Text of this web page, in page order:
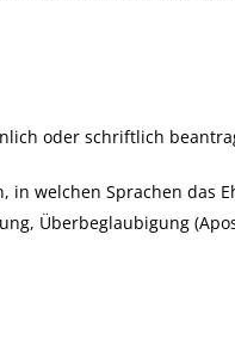
oder schriftlich
in welchen Sprachen das
Überbeglaubigung